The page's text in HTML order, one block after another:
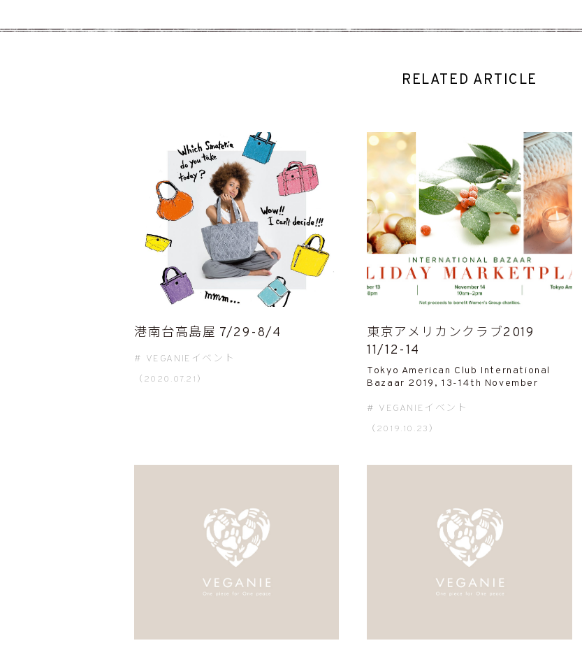
RELATED ARTICLE
港南台高島屋 7/29-8/4
VEGANIEイベント
（2020.07.21）
東京アメリカンクラブ2019
11/12-14
Tokyo American Club International
Bazaar 2019, 13-14th November
VEGANIEイベント
（2019.10.23）